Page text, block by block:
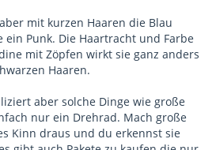
mit kurzen Haaren die Blau
Punk. Die Haartracht und Farbe
mit Zöpfen wirkt sie ganz anders
Haaren.
aber solche Dinge wie große
nur ein Drehrad. Mach große
Kinn draus und du erkennst sie